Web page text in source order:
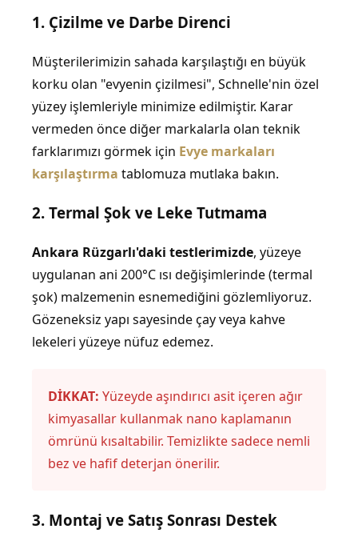
1. Çizilme ve Darbe Direnci
Müşterilerimizin sahada karşılaştığı en büyük
korku olan "evyenin çizilmesi", Schnelle'nin özel
yüzey işlemleriyle minimize edilmiştir. Karar
vermeden önce diğer markalarla olan teknik
farklarımızı görmek için Evye markaları
karşılaştırma tablomuza mutlaka bakın.
2. Termal Şok ve Leke Tutmama
Ankara Rüzgarlı'daki testlerimizde, yüzeye
uygulanan ani 200°C ısı değişimlerinde (termal
şok) malzemenin esnemediğini gözlemliyoruz.
Gözeneksiz yapı sayesinde çay veya kahve
lekeleri yüzeye nüfuz edemez.
DİKKAT: Yüzeyde aşındırıcı asit içeren ağır
kimyasallar kullanmak nano kaplamanın
ömrünü kısaltabilir. Temizlikte sadece nemli
bez ve hafif deterjan önerilir.
3. Montaj ve Satış Sonrası Destek